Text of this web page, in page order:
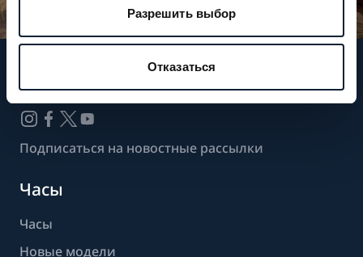
Разрешить выбор
Отказаться
Следите за нашими новостями
Подписаться на новостные рассылки
Часы
Часы
Новые модели